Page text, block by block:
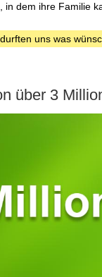
in dem ihre Familie
uns was
über 3